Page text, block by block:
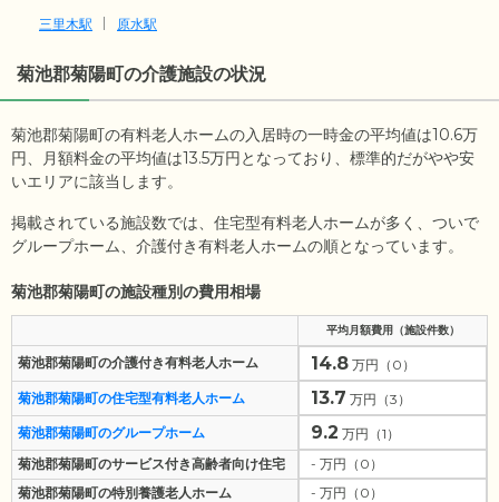
三里木駅 原水駅
菊池郡菊陽町の介護施設の状況
菊池郡菊陽町の有料老人ホームの入居時の一時金の平均値は10.6万
円、月額料金の平均値は13.5万円となっており、標準的だがやや安
いエリアに該当します。
掲載されている施設数では、住宅型有料老人ホームが多く、ついで
グループホーム、介護付き有料老人ホームの順となっています。
菊池郡菊陽町の施設種別の費用相場
平均月額費用（施設件数）
菊池郡菊陽町の介護付き有料老人ホーム 14.8 万円（0）
菊池郡菊陽町の住宅型有料老人ホーム
13.7 万円（3）
菊池郡菊陽町のグループホーム
9.2 万円（1）
菊池郡菊陽町のサービス付き高齢者向け住宅
- 万円（0）
菊池郡菊陽町の特別養護老人ホーム
- 万円（0）